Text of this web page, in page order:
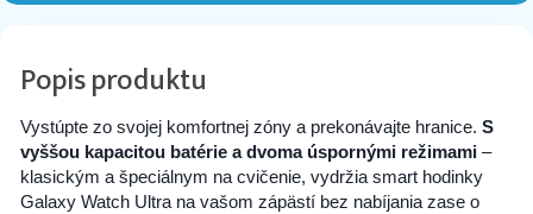
Popis produktu
Vystúpte zo svojej komfortnej zóny a prekonávajte hranice. S
vyššou kapacitou batérie a dvoma úspornými režimami–
klasickým a špeciálnym na cvičenie, vydržia smart hodinky
Galaxy Watch Ultra na vašom zápästí bez nabíjania zase o